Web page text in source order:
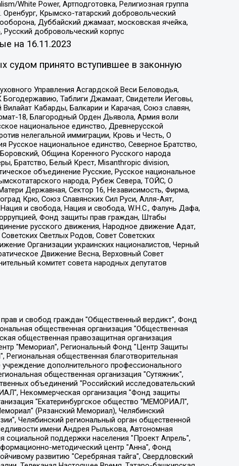
White Power, Артподготовка, Религиозная группа
Оренбург, Крымско-татарский добровольческий
Дуббайский джамаат, московская ячейка,
добровольческий корпус
на 16.11.2023
судом принято вступившее в законную
Управления Асгардской Веси Беловодья,
Таблиги Джамаат, Свидетели Иеговы,
Кабарды, Балкарии и Карачая, Союз славян,
18, Благородный Орден Дьявола, Армия воли
национальное единство, Древнерусской
нелегальной иммиграции, Кровь и Честь, О
национальное единство, Северное Братство,
Община Коренного Русского народа
Братство, Белый Крест, Misanthropic division,
объединение Русские, Русское национальное
народа, Рубеж Севера, ТОЙС, О
Державная, Сектор 16, Независимость, Фирма,
Крю, Союз Славянских Сил Руси, Алля-Аят,
и свобода, Нация и свобода, W.H.С., Фалунь Дафа,
Фонд защиты прав граждан, Штабы
русского движения, Народное движение Адат,
Светлых Родов, Совет Советских
Организации украинских националистов, Черный
Движение Весна, Верховный Совет
комитет совета народных депутатов
"Гражданин.Армия.Право", Хисамова Регина Фаритовна, Автономная некоммерческая организация по реализации социально-правовых программ "Лилит", Дальневосточное общественное движение "Маяк", Санкт-Петербургская ЛГБТ-инициативная группа "Выход", Инициативная группа ЛГБТ+ "Реверс", Алексеев Андрей Викторович, Бекбулатова Таисия Львовна, Беляев Иван Михайлович, Владыкина Елена Сергеевна, Гельман Марат Александрович, Никульшина Вероника Юрьевна, Толоконникова Надежда Андреевна, Шендерович Виктор Анатольевич, Общество с ограниченной ответственностью "Данное сообщение", Общество с ограниченной ответственностью Издательский дом "Новая глава", Айнбиндер Александра Александровна, Московский комьюнити-центр для ЛГБТ+инициатив, Благотворительный фонд развития филантропии, Deutsche Welle (Германия, Kurt-Schumacher-Strasse 3, 53113 Bonn), Борзунова Мария Михайловна, Воробьев Виктор Викторович, Голубева Анна Львовна, Константинова Алла Михайловна, Малкова Ирина Владимировна, Мурадов Мурад Абдулгалимович, Осетинская Елизавета Николаевна, Понасенков Евгений Николаевич, Ганапольский Матвей Юрьевич, Киселев Евгений Алексеевич, Борухович Ирина Григорьевна, Дремин Иван Тимофеевич, Дубровский Дмитрий Викторович, Красноярская региональная общественная организация поддержки и развития альтернативных образовательных технологий и межкультурных коммуникаций "ИНТЕРРА", Маяковская Екатерина Алексеевна, Фейгин Марк Захарович, Филимонов Андрей Викторович, Дзугкоева Регина Николаевна, Доброхотов Роман Александрович, Дудь Юрий Александрович, Елкин Сергей Владимирович, Кругликов Кирилл Игоревич, Сабунаева Мария Леонидовна, Семенов Алексей Владимирович, Шаинян Карен Багратович, Шульман Екатерина Михайловна, Асафьев Артур Валерьевич, Вахштайн Виктор Семенович, Венедиктов Алексей Алексеевич, Лушникова Екатерина Евгеньевна, Волков Леонид Михайлович, Невзоров Александр Глебович, Пархоменко Сергей Борисович, Сироткин Ярослав Николаевич, Кара-Мурза Владимир Владимирович, Баранова Наталья Владимировна, Гозман Леонид Яковлевич, Кагарлицкий Борис Юльевич, Климарев Михаил Валерьевич, Милов Владимир Станиславович, Автономная некоммерческая организация Краснодарский центр современного искусства "Типография", Моргенштерн Алишер Тагирович, Соболь Любовь Эдуардовна, Общество с ограниченной ответственностью "ЛИЗА НОРМ", Каспаров Гарри Кимович, Ходорковский Михаил Борисович, Общество с ограниченной ответственностью "Апрельские тезисы", Данилович Ирина Брониславовна, Кашин Олег Владимирович, Петров Николай Владимирович, Пивоваров Алексей Владимирович, Соколов Михаил Владимирович, Цветкова Юлия Владимировна, Чичваркин Евгений Александрович, Комитет против пыток/Команда против пыток, Общество с ограниченной ответственностью "Первый научный", Общество с ограниченной ответственностью "Вертолет и ко", Белоцерковская Вероника Борисовна, Кац Максим Евгеньевич, Лазарева Татьяна Юрьевна, Шаведдинов Руслан Табризович, Яшин Илья Валерьевич, Общество с ограниченной ответственностью "Иноагент ААВ", Алешковский Дмитрий Петрович, Альбац Евгения Марковна, Быков Дмитрий Львович, Галямина Юлия Евгеньевна, Лойко Сергей Леонидович, Мартынов Кирилл Константинович, Медведев Сергей Александрович, Крашенинников Федор Геннадиевич, Гордеева Катерина Вл